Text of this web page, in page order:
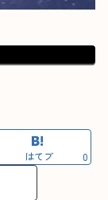
はてブ 0